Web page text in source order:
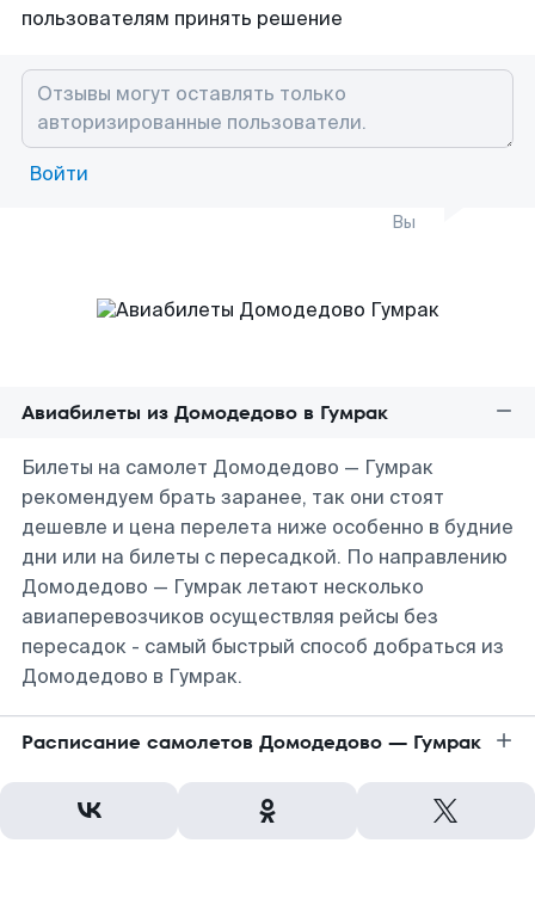
пользователям принять решение
Войти
Вы
Авиабилеты из Домодедово в Гумрак
Билеты на самолет Домодедово — Гумрак
рекомендуем брать заранее, так они стоят
дешевле и цена перелета ниже особенно в будние
дни или на билеты с пересадкой. По направлению
Домодедово — Гумрак летают несколько
авиаперевозчиков осуществляя рейсы без
пересадок - самый быстрый способ добраться из
Домодедово в Гумрак.
Расписание самолетов Домодедово — Гумрак